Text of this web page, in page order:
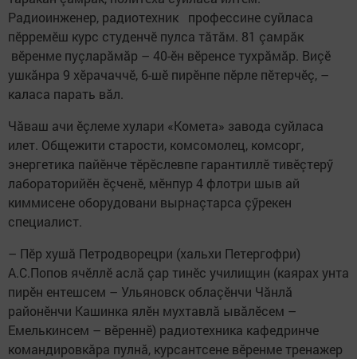
Радиоинженер, радиотехник профессине суйласа
пӗрремӗш курс студенчӗ пулса тăтăм. 81 çамрăк
вӗренме пуçларăмăр – 40-ӗн вӗренсе тухрăмăр. Виçӗ
ушкăнра 9 хӗрачаччӗ, 6-шӗ пирӗнпе пӗрле пӗтерчӗç, –
каласа парать вăл.
Чăваш ачи ӗçлеме хулари «Комета» завода суйласа
илет. Общежити старости, комсомолец, комсорг,
энергетика пайӗнче тӗрӗслевпе гарантиллӗ тивӗçтерӳ
лабораторийӗн ӗçченӗ, мӗнпур 4 флотри шыв ай
киммисене оборудовани вырнаçтарса çӳрекен
специалист.
– Пӗр хушă Петродворецри (хальхи Петергофри)
А.С.Попов ячӗллӗ аслă çар тинӗс училищин (каярах унта
пирӗн ентешсем – Ульяновск облаçӗнчи Чăнлă
районӗнчи Кашинка ялӗн мухтавлă ывăлӗсем –
Емелькинсем – вӗреннӗ) радиотехника кафедринче
командировкăра пулнă, курсантсене вӗренме тренажер